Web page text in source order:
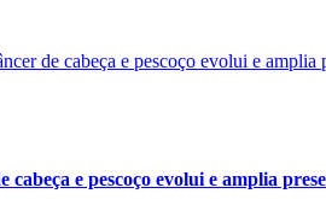
cabeça e pescoço evolui e amplia